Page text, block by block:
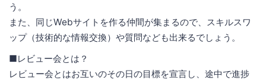
う。
また、同じWebサイトを作る仲間が集まるので、スキルスワ
ップ（技術的な情報交換）や質問なども出来るでしょう。
■レビュー会とは？
レビュー会とはお互いのその日の目標を宣言し、途中で進捗